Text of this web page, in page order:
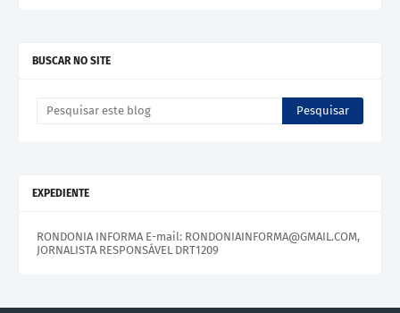
BUSCAR NO SITE
EXPEDIENTE
RONDONIA INFORMA E-mail: RONDONIAINFORMA@GMAIL.COM,
JORNALISTA RESPONSÁVEL DRT1209